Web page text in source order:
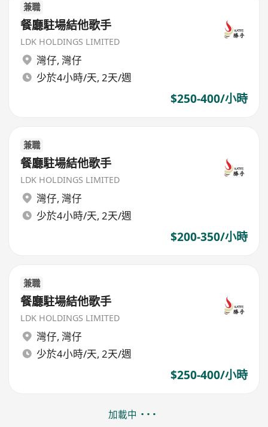
兼職
餐廳駐場結他歌手
LDK HOLDINGS LIMITED
灣仔, 灣仔
少於4小時/天, 2天/週
$250-400/小時
兼職
餐廳駐場結他歌手
LDK HOLDINGS LIMITED
灣仔, 灣仔
少於4小時/天, 2天/週
$200-350/小時
兼職
餐廳駐場結他歌手
LDK HOLDINGS LIMITED
灣仔, 灣仔
少於4小時/天, 2天/週
$250-400/小時
加載中